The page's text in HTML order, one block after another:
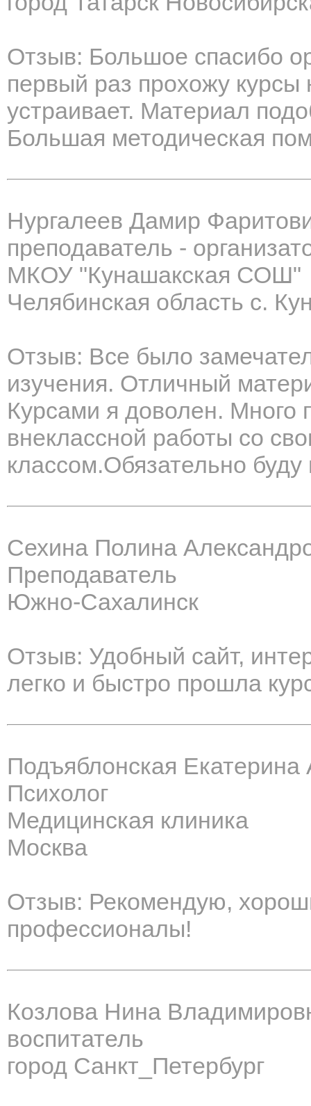
Отзыв: Большое спасибо
первый раз прохожу
устраивает. Материал
Большая методическая
Нургалеев Дамир
преподаватель -
МКОУ "Кунашакская СОШ"
Челябинская область с.
Отзыв: Все было
изучения. Отличный
Курсами я доволен. Много
внеклассной работы со
классом.Обязательно буду
Сехина Полина
Преподаватель
Южно-Сахалинск
Отзыв: Удобный сайт,
легко и быстро прошла
Подъяблонская Екатерина
Психолог
Медицинская клиника
Москва
Отзыв: Рекомендую,
профессионалы!
Козлова Нина
воспитатель
город Санкт_Петербург